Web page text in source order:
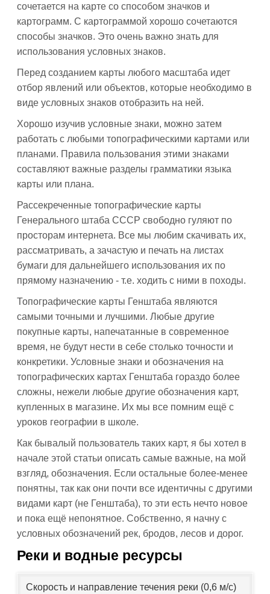
сочетается на карте со способом значков и
картограмм. С картограммой хорошо сочетаются
способы значков. Это очень важно знать для
использования условных знаков.
Перед созданием карты любого масштаба идет
отбор явлений или объектов, которые необходимо в
виде условных знаков отобразить на ней.
Хорошо изучив условные знаки, можно затем
работать с любыми топографическими картами или
планами. Правила пользования этими знаками
составляют важные разделы грамматики языка
карты или плана.
Рассекреченные топографические карты
Генерального штаба СССР свободно гуляют по
просторам интернета. Все мы любим скачивать их,
рассматривать, а зачастую и печать на листах
бумаги для дальнейшего использования их по
прямому назначению - т.е. ходить с ними в походы.
Топографические карты Генштаба являются
самыми точными и лучшими. Любые другие
покупные карты, напечатанные в современное
время, не будут нести в себе столько точности и
конкретики. Условные знаки и обозначения на
топографических картах Генштаба гораздо более
сложны, нежели любые другие обозначения карт,
купленных в магазине. Их мы все помним ещё с
уроков географии в школе.
Как бывалый пользователь таких карт, я бы хотел в
начале этой статьи описать самые важные, на мой
взгляд, обозначения. Если остальные более-менее
понятны, так как они почти все идентичны с другими
видами карт (не Генштаба), то эти есть нечто новое
и пока ещё непонятное. Собственно, я начну с
условных обозначений рек, бродов, лесов и дорог.
Реки и водные ресурсы
Скорость и направление течения реки (0,6 м/с)